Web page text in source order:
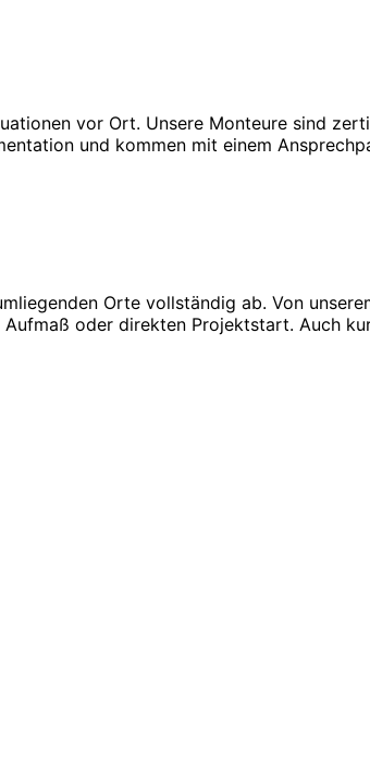
vor Ort. Unsere Monteure sind
und kommen mit einem
Orte vollständig ab. Von
oder direkten Projektstart. Auch